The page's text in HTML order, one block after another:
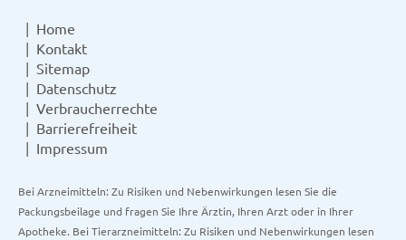
Home
Kontakt
Sitemap
Datenschutz
Verbraucherrechte
Barrierefreiheit
Impressum
Bei Arzneimitteln: Zu Risiken und Nebenwirkungen lesen Sie die
Packungsbeilage und fragen Sie Ihre Ärztin, Ihren Arzt oder in Ihrer
Apotheke. Bei Tierarzneimitteln: Zu Risiken und Nebenwirkungen lesen